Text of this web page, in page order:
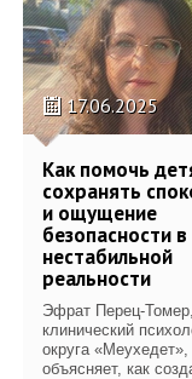
17.06.2025
Как помочь
сохранять
и ощущение
безопасности в
нестабильной
реальности
Эфрат Перец-
клинический
округа «Меухедет»,
объясняет, как